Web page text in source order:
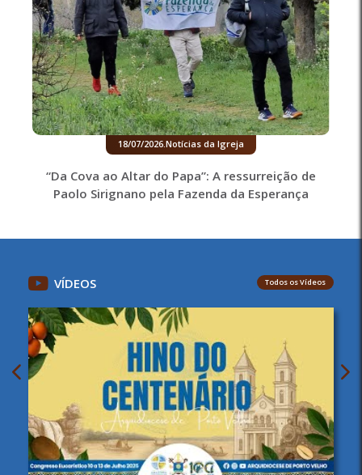
18/07/2026.Notícias da Igreja
“Da Cova ao Altar do Papa”: A ressurreição de
Paolo Sirignano pela Fazenda da Esperança
VÍDEOS Todos os Vídeos